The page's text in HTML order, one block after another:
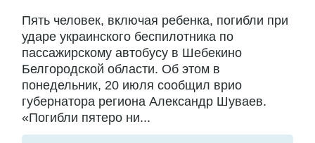
Пять человек, включая ребенка, погибли при
ударе украинского беспилотника по
пассажирскому автобусу в Шебекино
Белгородской области. Об этом в
понедельник, 20 июля сообщил врио
губернатора региона Александр Шуваев.
«Погибли пятеро ни...